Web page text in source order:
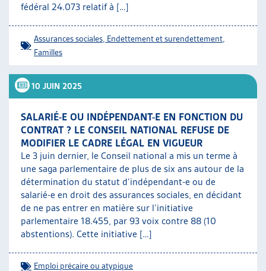
fédéral 24.073 relatif à […]
Assurances sociales Endettement et surendettement
Familles
10 JUIN 2025
SALARIÉ-E OU INDÉPENDANT-E EN FONCTION DU
CONTRAT ? LE CONSEIL NATIONAL REFUSE DE
MODIFIER LE CADRE LÉGAL EN VIGUEUR
Le 3 juin dernier, le Conseil national a mis un terme à
une saga parlementaire de plus de six ans autour de la
détermination du statut d’indépendant-e ou de
salarié-e en droit des assurances sociales, en décidant
de ne pas entrer en matière sur l’initiative
parlementaire 18.455, par 93 voix contre 88 (10
abstentions). Cette initiative […]
Emploi précaire ou atypique